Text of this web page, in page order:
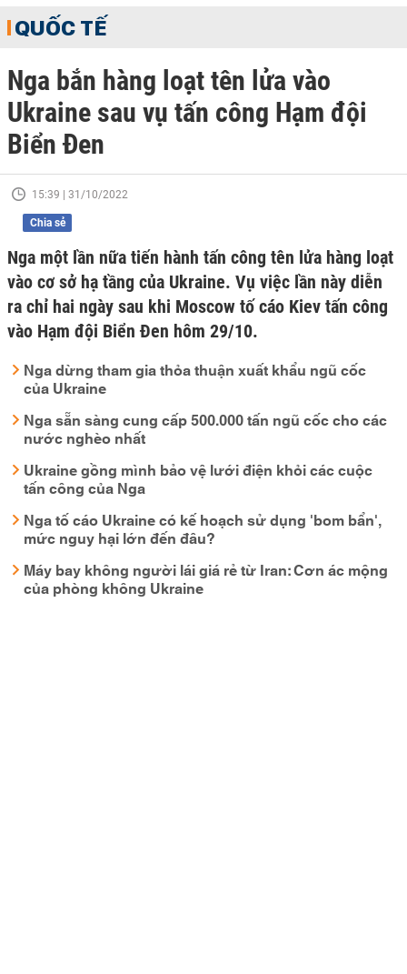
QUỐC TẾ
Nga bắn hàng loạt tên lửa vào
Ukraine sau vụ tấn công Hạm đội
Biển Đen
15:39 | 31/10/2022
Chia sẻ
Nga một lần nữa tiến hành tấn công tên lửa hàng loạt
vào cơ sở hạ tầng của Ukraine. Vụ việc lần này diễn
ra chỉ hai ngày sau khi Moscow tố cáo Kiev tấn công
vào Hạm đội Biển Đen hôm 29/10.
Nga dừng tham gia thỏa thuận xuất khẩu ngũ cốc
của Ukraine
Nga sẵn sàng cung cấp 500.000 tấn ngũ cốc cho các
nước nghèo nhất
Ukraine gồng mình bảo vệ lưới điện khỏi các cuộc
tấn công của Nga
Nga tố cáo Ukraine có kế hoạch sử dụng 'bom bẩn',
mức nguy hại lớn đến đâu?
Máy bay không người lái giá rẻ từ Iran: Cơn ác mộng
của phòng không Ukraine